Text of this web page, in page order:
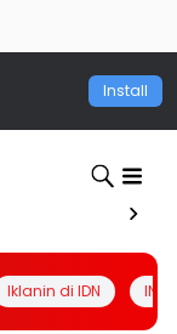
Install
Iklanin di IDN